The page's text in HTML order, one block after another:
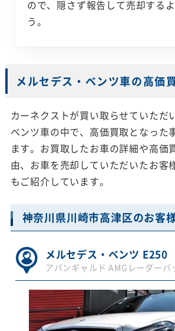
ので、隠さず報告して売却する
う。
メルセデス・ベンツ車の高価
カーネクストが買い取らせていただ
ベンツ車の中で、高価買取となった
ます。お買取したお車の詳細や高価
由、お車を売却していただいたお客
もご紹介しています。
神奈川県川崎市高津区のお客
メルセデス・ベンツ E250
アバンギャルド AMGレーダーパ